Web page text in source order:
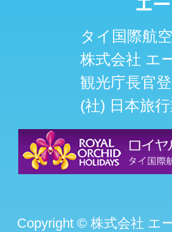
タイ国際航
株式会社 エ
観光庁長官
(社) 日本旅
Copyright © 株式会社 エ